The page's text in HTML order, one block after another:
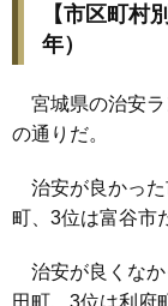
【市区町村
年）
宮城県の治安ラ
の通りだ。
治安が良かった
町、3位は富谷市
治安が良くなか